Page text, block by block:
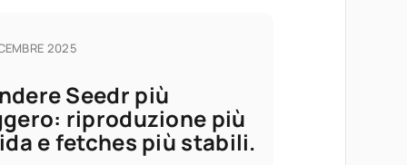
2025
Seedr più
riproduzione più
e fetches più stabili.